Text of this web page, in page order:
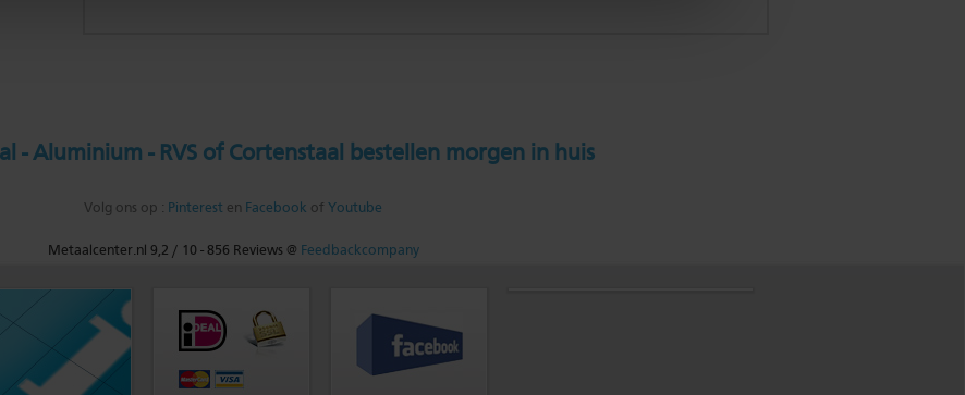
- Aluminium - RVS of Cortenstaal bestellen morgen in huis
Volg ons op : Pinterest en Facebook of Youtube
Metaalcenter.nl 9,2 / 10 -856 Reviews @ Feedbackcompany